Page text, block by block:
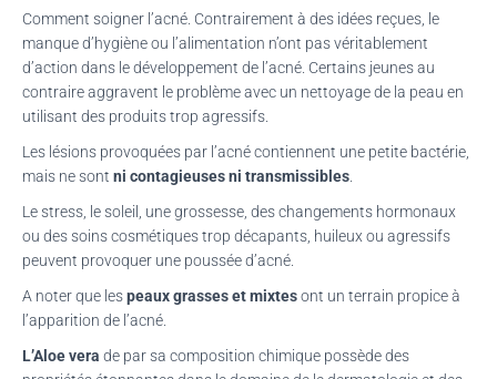
Comment soigner l’acné. Contrairement à des idées reçues, le
manque d’hygiène ou l’alimentation n’ont pas véritablement
d’action dans le développement de l’acné. Certains jeunes au
contraire aggravent le problème avec un nettoyage de la peau en
utilisant des produits trop agressifs.
Les lésions provoquées par l’acné contiennent une petite bactérie,
mais ne sont ni contagieuses ni transmissibles
Le stress, le soleil, une grossesse, des changements hormonaux
ou des soins cosmétiques trop décapants, huileux ou agressifs
peuvent provoquer une poussée d’acné.
A noter que lespeaux grasses et mixtesont un terrain propice à
l’apparition de l’acné.
L’Aloe vera de par sa composition chimique possède des